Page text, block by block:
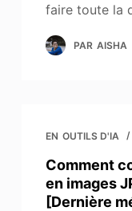
faire toute la
PAR AISHA
EN OUTILS D'IA
Comment
en images
[Dernière